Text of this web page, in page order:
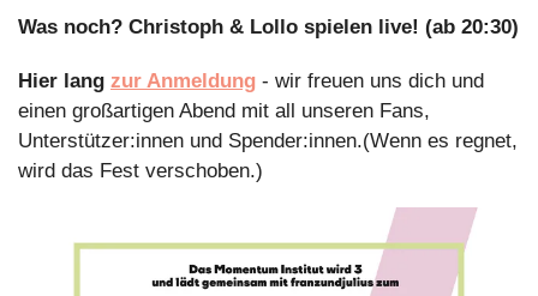
Was noch? Christoph & Lollo spielen live! (ab 20:30)
Hier lang zur Anmeldung - wir freuen uns dich und
einen großartigen Abend mit all unseren Fans,
Unterstützer:innen und Spender:innen.(Wenn es regnet,
wird das Fest verschoben.)